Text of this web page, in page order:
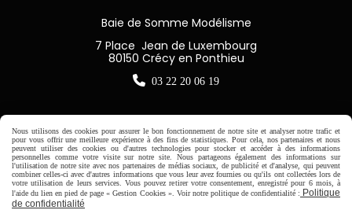
Baie de Somme Modélisme
7 Place Jean de Luxembourg
80150 Crécy en Ponthieu
 03 22 20 06 19
Horaire d'ouverture:
Du Mardi au Samedi de
9H00 - 12H30 / 14H00-18H30
Nous utilisons des cookies pour assurer le bon fonctionnement de notre site et analyser notre trafic et
pour vous offrir une meilleure expérience à des fins de statistiques. Pour cela, nos partenaires et nous
peuvent utiliser des cookies ou d'autres technologies pour stocker et accéder à des informations
personnelles comme votre visite sur notre site. Nous partageons également des informations sur
l'utilisation de notre site avec nos partenaires de médias sociaux, de publicité et d'analyse, qui peuvent
combiner celles-ci avec d'autres informations que vous leur avez fournies ou qu'ils ont collectées lors de
votre utilisation de leurs services. Vous pouvez retirer votre consentement, enregistré pour 6 mois, à
l'aide du lien en pied de page « Gestion Cookies ». Voir notre politique de confidentialité : Politique
de confidentialité